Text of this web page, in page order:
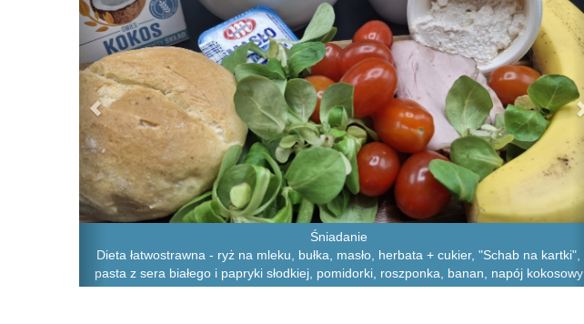
Śniadanie
Dieta łatwostrawna - ryż na mleku, bułka, masło, herbata + cukier, "Schab na kartki",
pasta z sera białego i papryki słodkiej, pomidorki, roszponka, banan, napój kokosowy